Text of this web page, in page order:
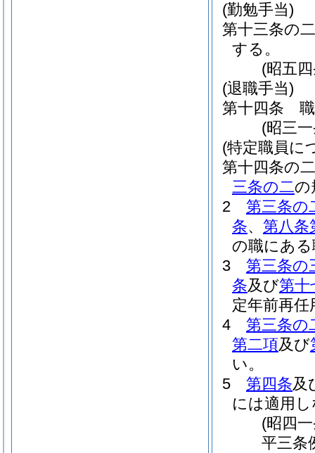
(勤勉手当)
第十三条の二
する。
(昭五
(退職手当)
第十四条
(昭三
(特定職員に
第十四条の二
三条の二の
2
第三条の
条、 第八条
の職にあ
3
第三条の
条及び第十
定年前再
4
第三条の
第二項及び
い。
5
第四条及
には適用
(昭四
平三条